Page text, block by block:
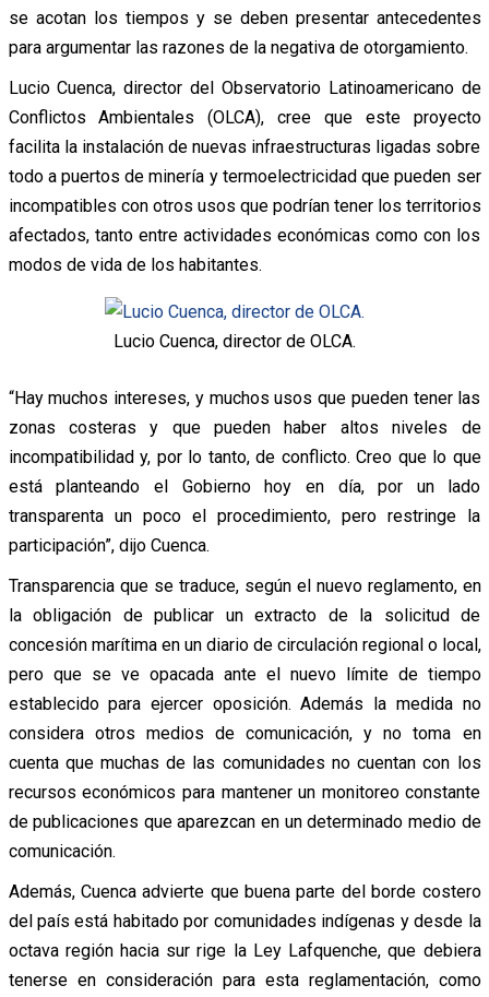
se acotan los tiempos y se deben presentar antecedentes
para argumentar las razones de la negativa de otorgamiento.
Lucio Cuenca, director del Observatorio Latinoamericano de
Conflictos Ambientales (OLCA), cree que este proyecto
facilita la instalación de nuevas infraestructuras ligadas sobre
todo a puertos de minería y termoelectricidad que pueden ser
incompatibles con otros usos que podrían tener los territorios
afectados, tanto entre actividades económicas como con los
modos de vida de los habitantes.
Lucio Cuenca, director de OLCA.
“Hay muchos intereses, y muchos usos que pueden tener las
zonas costeras y que pueden haber altos niveles de
incompatibilidad y, por lo tanto, de conflicto. Creo que lo que
está planteando el Gobierno hoy en día, por un lado
transparenta un poco el procedimiento, pero restringe la
participación”, dijo Cuenca.
Transparencia que se traduce, según el nuevo reglamento, en
la obligación de publicar un extracto de la solicitud de
concesión marítima en un diario de circulación regional o local,
pero que se ve opacada ante el nuevo límite de tiempo
establecido para ejercer oposición. Además la medida no
considera otros medios de comunicación, y no toma en
cuenta que muchas de las comunidades no cuentan con los
recursos económicos para mantener un monitoreo constante
de publicaciones que aparezcan en un determinado medio de
comunicación.
Además, Cuenca advierte que buena parte del borde costero
del país está habitado por comunidades indígenas y desde la
octava región hacia sur rige la Ley Lafquenche, que debiera
tenerse en consideración para esta reglamentación, como